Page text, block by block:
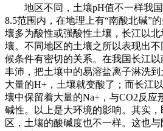
地区不同，土壤pH值不一样我国
8.5范围内，在地理上有“南酸北碱”
壤多为酸性或强酸性土壤，长江以
壤。不同地区的土壤之所以表现出
候条件有密切的关系。在我国长江
丰沛，把土壤中的易溶盐离子淋洗
大量的H+，土壤就变酸了；而长江
壤中保留着大量的Na+，与CO2反应
碱性。以上是大环境的影响。其实
区，土壤的酸碱度也不一样。这也